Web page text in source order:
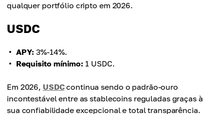
qualquer portfólio cripto em 2026.
USDC
APY: 3%-14%.
Requisito mínimo: 1 USDC.
Em 2026, USDCcontinua sendo o padrão-ouro
incontestável entre as stablecoins reguladas graças à
sua confiabilidade excepcional e total transparência.